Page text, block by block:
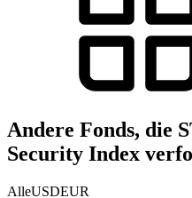
Andere Fonds, die
Security Index
AlleUSDEUR